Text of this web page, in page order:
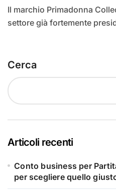
Il marchio Primadonna Collection si inserisce in un
settore già fortemente
Cerca
Articoli recenti
Conto business per
per scegliere quello